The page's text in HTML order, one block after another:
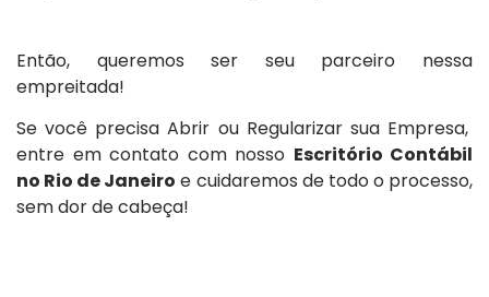
Então, queremos ser seu parceiro nessa
empreitada!
Se você precisa Abrir ou Regularizar sua Empresa,
entre em contato com nosso Escritório Contábil
no Rio de Janeiro e cuidaremos de todo o processo,
sem dor de cabeça!